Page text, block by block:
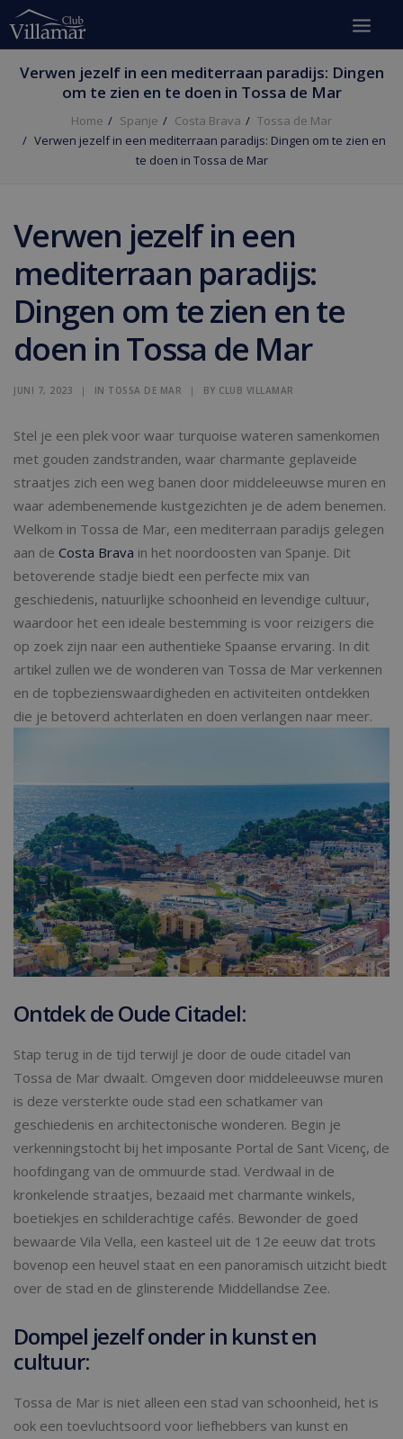
Verwen jezelf in een mediterraan paradijs: Dingen
om te zien en te doen in Tossa de Mar
Home Spanje Costa Brava
Tossa de Mar
Verwen jezelf in een mediterraan paradijs: Dingen om te zien en
te doen in Tossa de Mar
Verwen jezelf in een
mediterraan paradijs:
Dingen om te zien en te
doen in Tossa de Mar
JUNI 7, 2023 | IN TOSSA DE MAR | BY CLUB VILLAMAR
Stel je een plek voor waar turquoise wateren samenkomen
met gouden zandstranden, waar charmante geplaveide
straatjes zich een weg banen door middeleeuwse muren en
waar adembenemende kustgezichten je de adem benemen.
Welkom in Tossa de Mar, een mediterraan paradijs gelegen
aan de Costa Brava in het noordoosten van Spanje. Dit
betoverende stadje biedt een perfecte mix van
geschiedenis, natuurlijke schoonheid en levendige cultuur,
waardoor het een ideale bestemming is voor reizigers die
op zoek zijn naar een authentieke Spaanse ervaring. In dit
artikel zullen we de wonderen van Tossa de Mar verkennen
en de topbezienswaardigheden en activiteiten ontdekken
die je betoverd achterlaten en doen verlangen naar meer.
Ontdek de Oude Citadel:
Stap terug in de tijd terwijl je door de oude citadel van
Tossa de Mar dwaalt. Omgeven door middeleeuwse muren
is deze versterkte oude stad een schatkamer van
geschiedenis en architectonische wonderen. Begin je
verkenningstocht bij het imposante Portal de Sant Vicenç, de
hoofdingang van de ommuurde stad. Verdwaal in de
kronkelende straatjes, bezaaid met charmante winkels,
boetiekjes en schilderachtige cafés. Bewonder de goed
bewaarde Vila Vella, een kasteel uit de 12e eeuw dat trots
bovenop een heuvel staat en een panoramisch uitzicht biedt
over de stad en de glinsterende Middellandse Zee.
Dompel jezelf onder in kunst en
cultuur:
Tossa de Mar is niet alleen een stad van schoonheid, het is
ook een toevluchtsoord voor liefhebbers van kunst en